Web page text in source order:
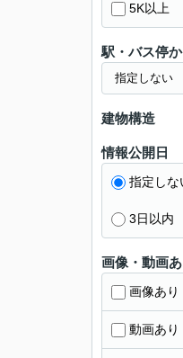
5K以上
駅・バス停
建物構造
情報公開日
指定しな
3日以内
画像・動画あ
画像あり
動画あり